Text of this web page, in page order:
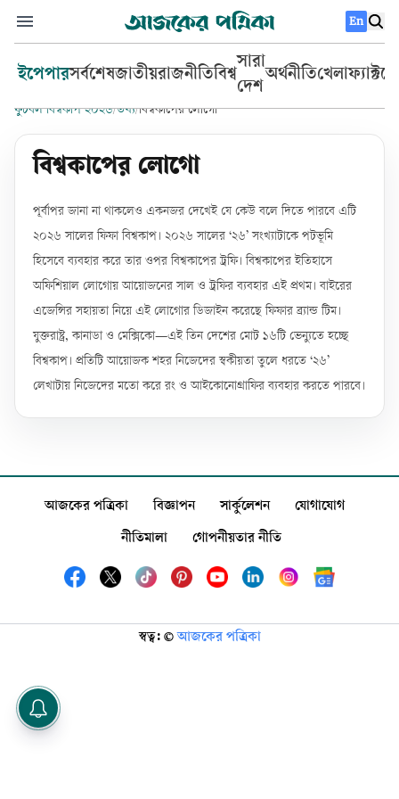
En
ইপেপারসর্বশেষজাতীয়রাজনীতিবিশ্ব
সারা
দেশ
অর্থনীতিখেলা
ফুটবল বিশ্বকাপ ২০২৬/তথ্য/বিশ্বকাপের লোগো
বিশ্বকাপের লোগো
পূর্বাপর জানা না থাকলেও একনজর দেখেই যে কেউ বলে দিতে পারবে এটি
২০২৬ সালের ফিফা বিশ্বকাপ। ২০২৬ সালের ‘২৬’ সংখ্যাটাকে পটভূমি
হিসেবে ব্যবহার করে তার ওপর বিশ্বকাপের ট্রফি। বিশ্বকাপের ইতিহাসে
অফিশিয়াল লোগোয় আয়োজনের সাল ও ট্রফির ব্যবহার এই প্রথম। বাইরের
এজেন্সির সহায়তা নিয়ে এই লোগোর ডিজাইন করেছে ফিফার ব্র্যান্ড টিম।
যুক্তরাষ্ট্র, কানাডা ও মেক্সিকো—এই তিন দেশের মোট ১৬টি ভেন্যুতে হচ্ছে
বিশ্বকাপ। প্রতিটি আয়োজক শহর নিজেদের স্বকীয়তা তুলে ধরতে ‘২৬’
লেখাটায় নিজেদের মতো করে রং ও আইকোনোগ্রাফির ব্যবহার করতে পারবে।
আজকের পত্রিকা বিজ্ঞাপন সার্কুলেশন যোগাযোগ
নীতিমালা গোপনীয়তার নীতি
স্বত্ব: ©️ আজকের পত্রিকা